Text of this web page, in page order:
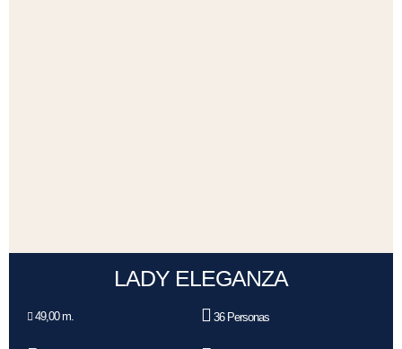
LADY ELEGANZA
49,00 m. 36 Personas